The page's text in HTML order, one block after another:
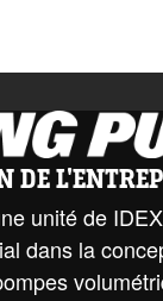
DE
unité de
dans la